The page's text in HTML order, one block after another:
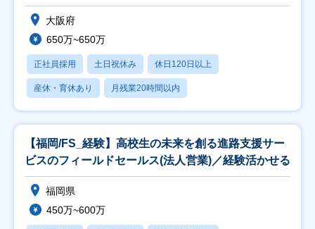
大阪府
650万~650万
正社員採用 土日祝休み 休日120日以上
産休・育休あり 月残業20時間以内
【福岡/FS_経験】高校生の未来を創る進路支援サー
ビスのフィールドセールス(法人営業)／経験活かせる
福岡県
450万~600万